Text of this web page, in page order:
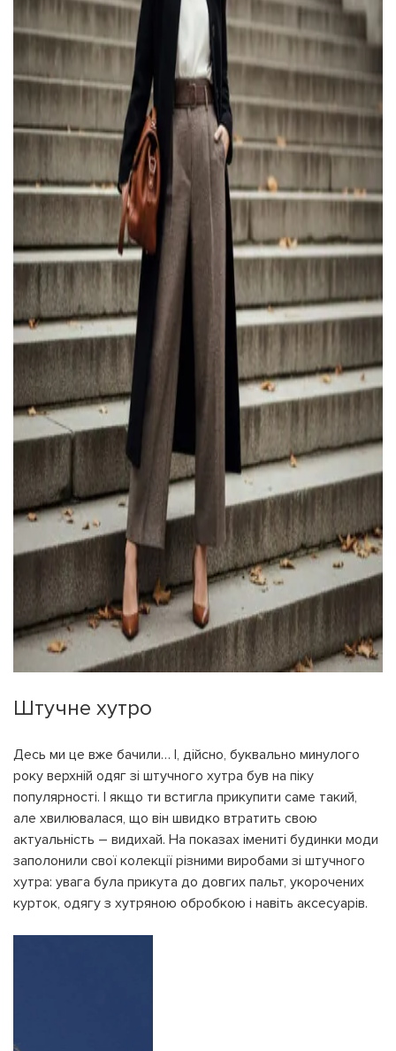
Штучне хутро
Десь ми це вже бачили… І, дійсно, буквально минулого
року верхній одяг зі штучного хутра був на піку
популярності. І якщо ти встигла прикупити саме такий,
але хвилювалася, що він швидко втратить свою
актуальність – видихай. На показах імениті будинки моди
заполонили свої колекції різними виробами зі штучного
хутра: увага була прикута до довгих пальт, укорочених
курток, одягу з хутряною обробкою і навіть аксесуарів.